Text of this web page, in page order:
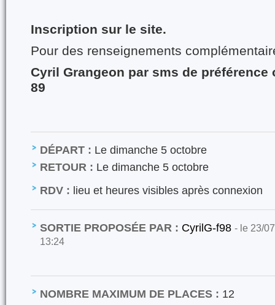
Inscription sur le site.
Pour des renseignements
Cyril Grangeon par sms de préférence
89
DÉPART : Le dimanche 5 octobre
RETOUR : Le dimanche 5 octobre
RDV : lieu et heures visibles après connexion
SORTIE PROPOSÉE PAR : CyrilG-f98 - le 23/
13:24
NOMBRE MAXIMUM DE PLACES : 12